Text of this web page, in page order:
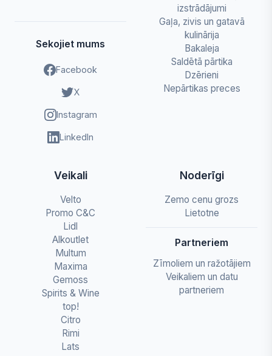
Sekojiet mums
Facebook
X
Instagram
LinkedIn
izstrādājumi
Gaļa, zivis un gatavā
kulinārija
Bakaleja
Saldētā pārtika
Dzērieni
Nepārtikas preces
Veikali
Velto
Promo C&C
Lidl
Alkoutlet
Multum
Maxima
Gemoss
Spirits & Wine
top!
Citro
Rimi
Lats
Noderīgi
Zemo cenu grozs
Lietotne
Partneriem
Zīmoliem un ražotājiem
Veikaliem un datu
partneriem